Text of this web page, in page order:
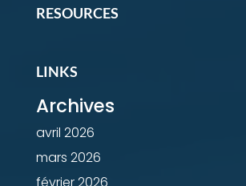
RESOURCES
LINKS
Archives
avril 2026
mars 2026